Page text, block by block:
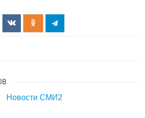
Новости СМИ2